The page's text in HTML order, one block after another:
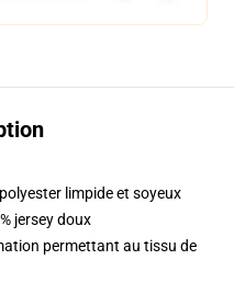
limpide et soyeux
jersey doux
permettant au tissu de